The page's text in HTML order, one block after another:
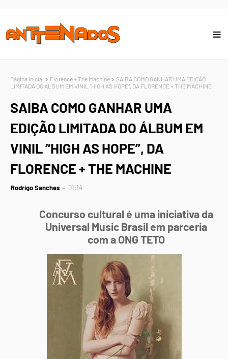
Página inicial Florence + The Machine
SAIBA COMO GANHAR UMA EDIÇÃO
LIMITADA DO ÁLBUM EM VINIL “HIGH AS HOPE”, DA FLORENCE + THE MACHINE
SAIBA COMO GANHAR UMA
EDIÇÃO LIMITADA DO ÁLBUM EM
VINIL “HIGH AS HOPE”, DA
FLORENCE + THE MACHINE
Rodrigo Sanches 01:14
Concurso cultural é uma iniciativa da
Universal Music Brasil em parceria
com a ONG TETO